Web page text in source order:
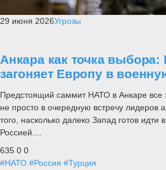
29 июня 2026Угрозы
Анкара как точка
загоняет Европу в
Предстоящий саммит НАТО в Анкаре все
не просто в очередную встречу лидеров
того, насколько далеко Запад готов идти
Россией....
635 0 0
#НАТО #Россия #Турция